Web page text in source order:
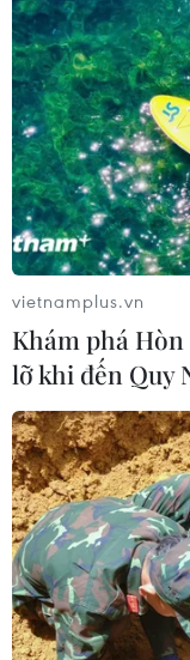
vietnamplus.vn
Khám phá
lỡ khi đến Quy